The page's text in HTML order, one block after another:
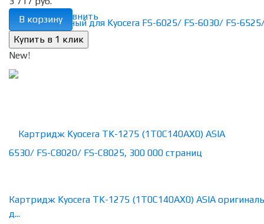
избранное сравнить
В корзину
New!
Картридж Kyocera TK-1275 (1T0C140AX0) ASIA
д...